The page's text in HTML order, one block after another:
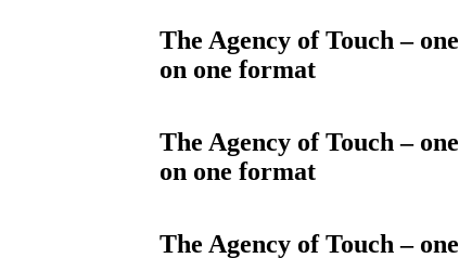
The Agency of Touch – one
on one format
The Agency of Touch – one
on one format
The Agency of Touch – one